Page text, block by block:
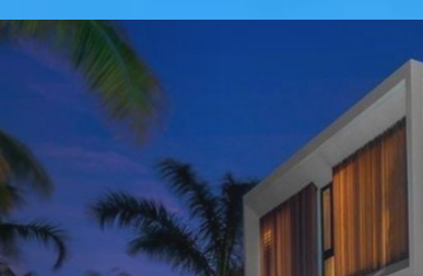
Previous